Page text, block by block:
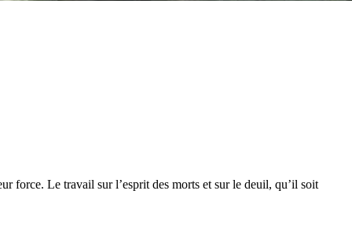
force. Le travail sur l’esprit des morts et sur le deuil, qu’il soit